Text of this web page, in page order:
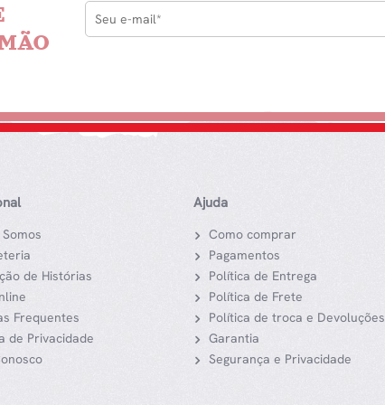
de Histórias
Frequentes
de Privacidade
Ajuda
Como comprar
Pagamentos
Política de Entrega
Política de Frete
Política de troca e Devoluções
Garantia
Segurança e Privacidade